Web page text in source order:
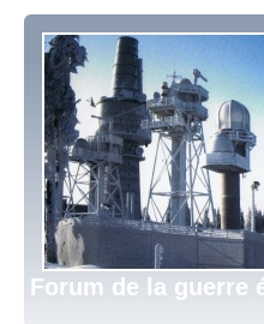
Forum de la guerre